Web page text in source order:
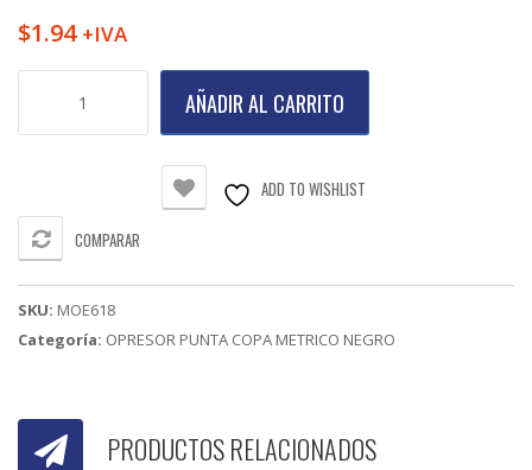
$1.94 +IVA
X
18
AÑADIR AL CARRITO
ADD TO WISHLIST
COMPARAR
SKU: MOE618
Categoría: OPRESOR PUNTA COPA METRICO NEGRO
PRODUCTOS RELACIONADOS